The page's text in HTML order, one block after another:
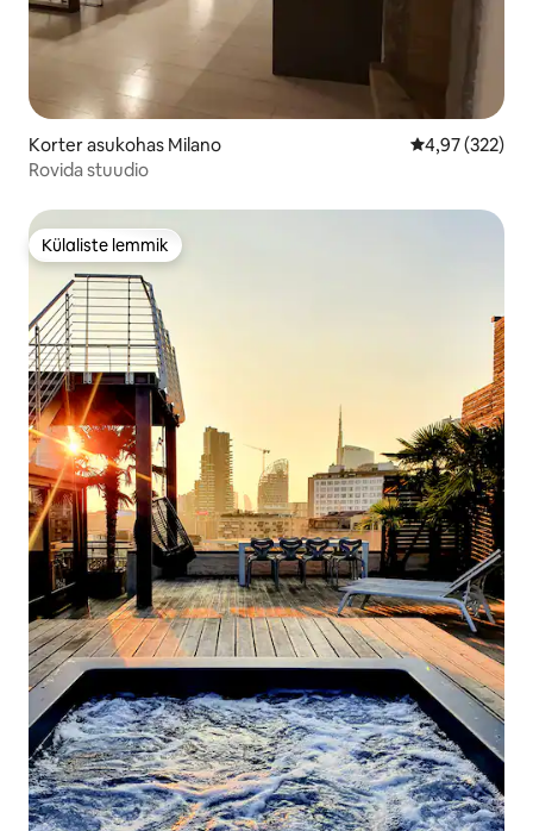
Korter asukohas Milano Keskmine
4,97 (322)
Rovida stuudio
Külaliste lemmik
Külaliste lemmik